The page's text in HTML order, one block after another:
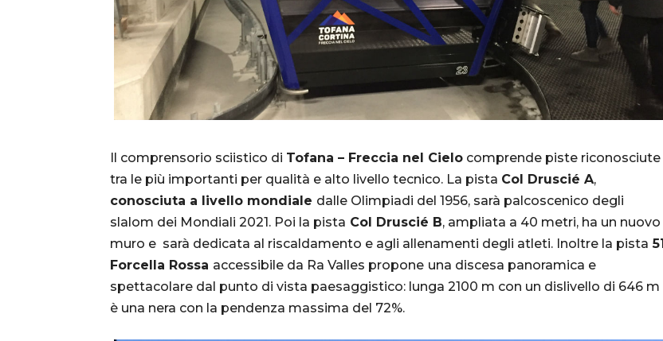
Il comprensorio sciistico di Tofana – Freccia nel Cielo comprende piste riconosciute
tra le più importanti per qualità e alto livello tecnico. La pista Col Druscié A,
conosciuta a livello mondiale dalle Olimpiadi del 1956, sarà palcoscenico degli
slalom dei Mondiali 2021. Poi la pista Col Druscié B, ampliata a 40 metri, ha un nuovo
muro e sarà dedicata al riscaldamento e agli allenamenti degli atleti. Inoltre la pista 51
Forcella Rossa accessibile da Ra Valles propone una discesa panoramica e
spettacolare dal punto di vista paesaggistico: lunga 2100 m con un dislivello di 646 m
è una nera con la pendenza massima del 72%.